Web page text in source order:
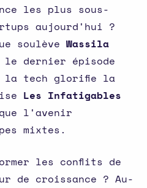
les plus sous-
aujourd'hui ?
soulève Wassila
le dernier épisode
la tech glorifie la
Les Infatigables
l'avenir
mixtes.
les conflits de
de croissance ? Au-